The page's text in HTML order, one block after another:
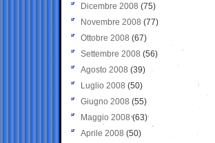
Dicembre 2008 (75)
Novembre 2008 (77)
Ottobre 2008 (67)
Settembre 2008 (56)
Agosto 2008 (39)
Luglio 2008 (50)
Giugno 2008 (55)
Maggio 2008(63)
Aprile 2008 (50)